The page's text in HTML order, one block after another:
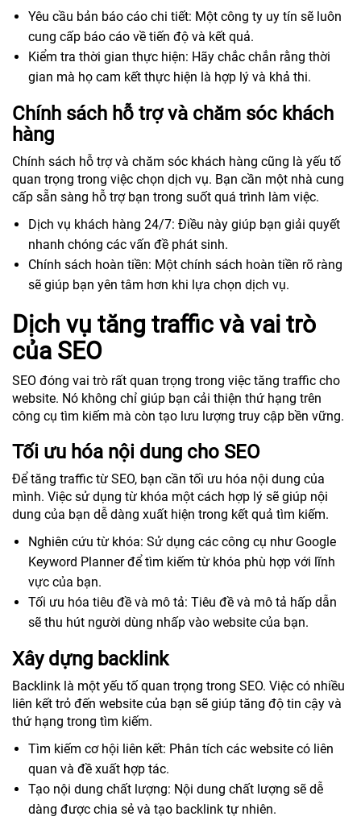
Yêu cầu bản báo cáo chi tiết: Một công ty uy tín sẽ luôn
cung cấp báo cáo về tiến độ và kết quả.
Kiểm tra thời gian thực hiện: Hãy chắc chắn rằng thời
gian mà họ cam kết thực hiện là hợp lý và khả thi.
Chính sách hỗ trợ và chăm sóc khách
hàng
Chính sách hỗ trợ và chăm sóc khách hàng cũng là yếu tố
quan trọng trong việc chọn dịch vụ. Bạn cần một nhà cung
cấp sẵn sàng hỗ trợ bạn trong suốt quá trình làm việc.
Dịch vụ khách hàng 24/7: Điều này giúp bạn giải quyết
nhanh chóng các vấn đề phát sinh.
Chính sách hoàn tiền: Một chính sách hoàn tiền rõ ràng
sẽ giúp bạn yên tâm hơn khi lựa chọn dịch vụ.
Dịch vụ tăng traffic và vai trò
của SEO
SEO đóng vai trò rất quan trọng trong việc tăng traffic cho
website. Nó không chỉ giúp bạn cải thiện thứ hạng trên
công cụ tìm kiếm mà còn tạo lưu lượng truy cập bền vững.
Tối ưu hóa nội dung cho SEO
Để tăng traffic từ SEO, bạn cần tối ưu hóa nội dung của
mình. Việc sử dụng từ khóa một cách hợp lý sẽ giúp nội
dung của bạn dễ dàng xuất hiện trong kết quả tìm kiếm.
Nghiên cứu từ khóa: Sử dụng các công cụ như Google
Keyword Planner để tìm kiếm từ khóa phù hợp với lĩnh
vực của bạn.
Tối ưu hóa tiêu đề và mô tả: Tiêu đề và mô tả hấp dẫn
sẽ thu hút người dùng nhấp vào website của bạn.
Xây dựng backlink
Backlink là một yếu tố quan trọng trong SEO. Việc có nhiều
liên kết trỏ đến website của bạn sẽ giúp tăng độ tin cậy và
thứ hạng trong tìm kiếm.
Tìm kiếm cơ hội liên kết: Phân tích các website có liên
quan và đề xuất hợp tác.
Tạo nội dung chất lượng: Nội dung chất lượng sẽ dễ
dàng được chia sẻ và tạo backlink tự nhiên.